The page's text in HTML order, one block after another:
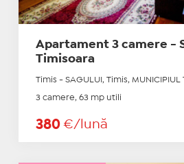
Apartament 3 camere -
Timisoara
Timis - SAGULUI, Timis, MUNICIPIUL
3 camere, 63 mp utili
380 €/lună